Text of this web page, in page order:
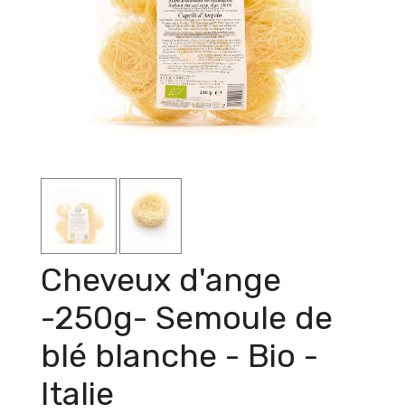
Cheveux d'ange
-250g- Semoule de
blé blanche - Bio -
Italie